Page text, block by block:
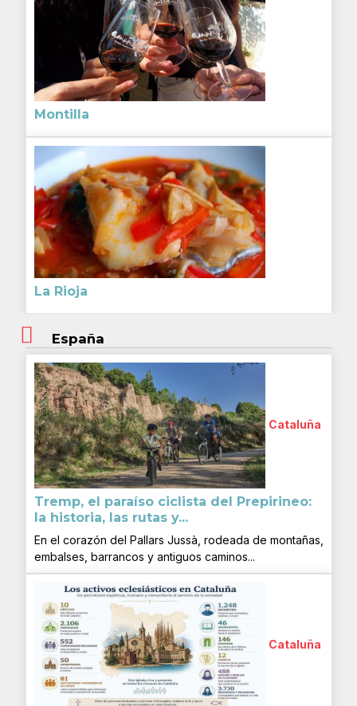
Montilla
La Rioja
España
Cataluña
Tremp, el paraíso ciclista del Prepirineo:
la historia, las rutas y...
En el corazón del Pallars Jussà, rodeada de montañas,
embalses, barrancos y antiguos caminos...
Cataluña